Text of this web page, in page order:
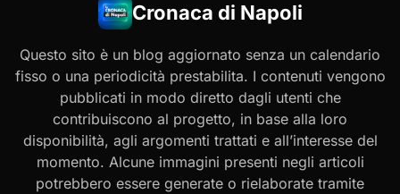
Cronaca di Napoli
Questo sito è un blog aggiornato senza un calendario
fisso o una periodicità prestabilita. I contenuti vengono
pubblicati in modo diretto dagli utenti che
contribuiscono al progetto, in base alla loro
disponibilità, agli argomenti trattati e all’interesse del
momento. Alcune immagini presenti negli articoli
potrebbero essere generate o rielaborate tramite